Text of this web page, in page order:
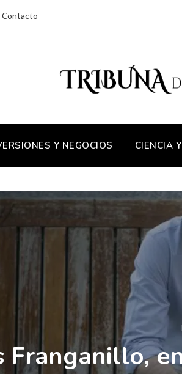
Contacto
Y NEGOCIOS CIENCIA
Franganillo,